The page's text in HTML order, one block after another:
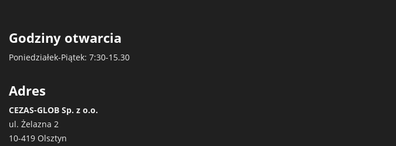
Godziny otwarcia
Poniedziałek-Piątek: 7:30-15.30
Adres
CEZAS-GLOB Sp. z o.o.
ul. Żelazna 2
10-419 Olsztyn